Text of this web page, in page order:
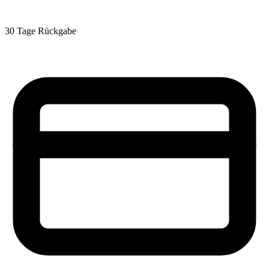
30 Tage Rückgabe